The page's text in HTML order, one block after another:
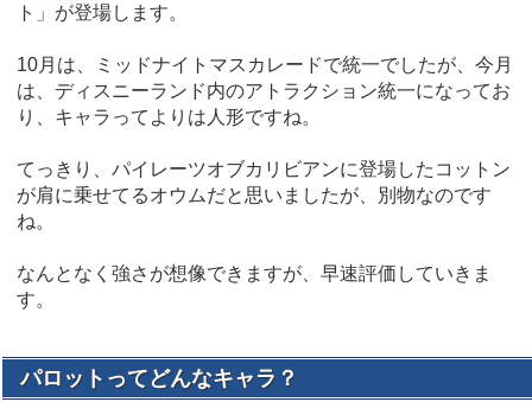
ト」が登場します。
10月は、ミッドナイトマスカレードで統一でしたが、今月
は、ディスニーランド内のアトラクション統一になってお
り、キャラってよりは人形ですね。
てっきり、パイレーツオブカリビアンに登場したコットン
が肩に乗せてるオウムだと思いましたが、別物なのです
ね。
なんとなく強さが想像できますが、早速評価していきま
す。
パロットってどんなキャラ？